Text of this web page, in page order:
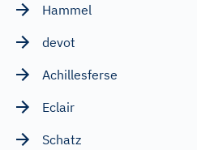
Hammel
devot
Achillesferse
Eclair
Schatz